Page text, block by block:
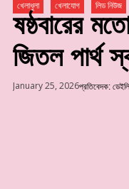
খেলাধুলা খেলাযোগ লিড নিউজ
ষষ্ঠবারের
জিতল পার্থ
January 25, 2026প্রতিবেদক: